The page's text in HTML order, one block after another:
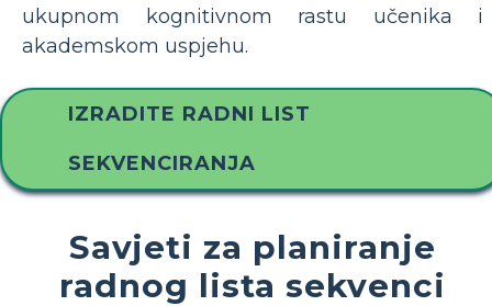
ukupnom kognitivnom rastu učenika i
akademskom uspjehu.
IZRADITE RADNI LIST
SEKVENCIRANJA
Savjeti za planiranje
radnog lista sekvenci